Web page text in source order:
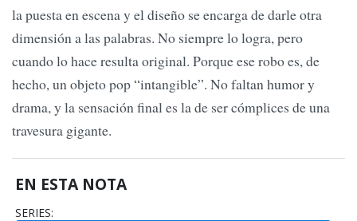
la puesta en escena y el diseño se encarga de darle otra
dimensión a las palabras. No siempre lo logra, pero
cuando lo hace resulta original. Porque ese robo es, de
hecho, un objeto pop “intangible”. No faltan humor y
drama, y la sensación final es la de ser cómplices de una
travesura gigante.
EN ESTA NOTA
SERIES: